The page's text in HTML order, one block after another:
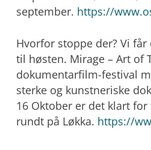
september. https://
Hvorfor stoppe der? Vi
til høsten. Mirage – Art of
dokumentarfilm-festival
sterke og kunstneriske
16 Oktober er det klart
rundt på Løkka. https://